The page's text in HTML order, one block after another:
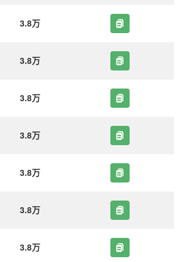
3.8万
3.8万
3.8万
3.8万
3.8万
3.8万
3.8万